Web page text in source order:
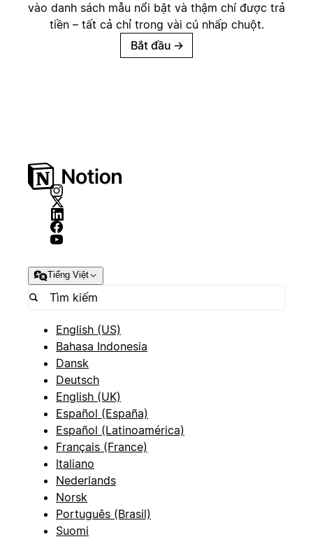
vào danh sách mẫu nổi bật và thậm chí được trả
tiền – tất cả chỉ trong vài cú nhấp chuột.
Bắt đầu →
Tiếng Việt
English (US)
Bahasa Indonesia
Dansk
Deutsch
English (UK)
Español (España)
Español (Latinoamérica)
Français (France)
Italiano
Nederlands
Norsk
Português (Brasil)
Suomi